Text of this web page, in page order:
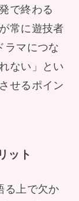
で終わる
常に遊技者
ラマにつな
ない」とい
せるポイン
ット
る上で欠か